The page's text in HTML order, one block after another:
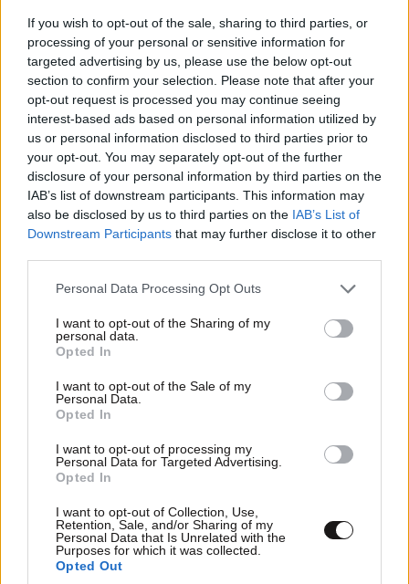
If you wish to opt-out of the sale, sharing to third parties, or
processing of your personal or sensitive information for
targeted advertising by us, please use the below opt-out
section to confirm your selection. Please note that after your
opt-out request is processed you may continue seeing
interest-based ads based on personal information utilized by
us or personal information disclosed to third parties prior to
your opt-out. You may separately opt-out of the further
disclosure of your personal information by third parties on the
IAB’s list of downstream participants. This information may
also be disclosed by us to third parties on the IAB’s List of
Downstream Participants that may further disclose it to other
Please note that this website/app uses one or more Google
not limited to your visit or usage behaviour. You may click to
grant or deny consent to Google and its third-party tags to
use your data for below specified purposes in below Google
consent section.
Personal Data Processing Opt Outs
I want to opt-out of the Sharing of my
personal data.
Opted In
I want to opt-out of the Sale of my
Personal Data.
Opted In
I want to opt-out of processing my
Personal Data for Targeted Advertising.
Opted In
I want to opt-out of Collection, Use,
Retention, Sale, and/or Sharing of my
Personal Data that Is Unrelated with the
Purposes for which it was collected.
Opted Out
Xαρακτήρες: 0/1000
Διαβάστε και ακολουθήστε τους κανόνες σχολιασμού
ΠΡΟΣΘΗΚΗ
συμφωνώ απόλυτα 08·07·2026 22:22
αν οι άνθρωποι σκέφτονταν δεν θα κυβερνούσε ο
Μητσοτάκης ούτε μια μέρα
Απαντήστε